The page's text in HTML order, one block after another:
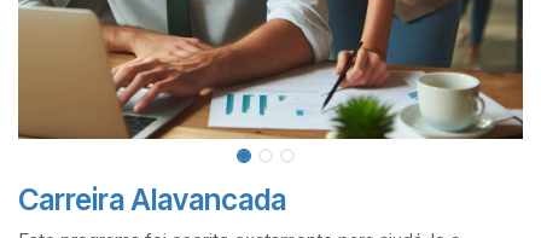
Carreira Alavancada